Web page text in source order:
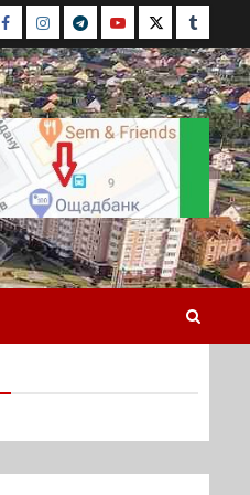
Facebook
Instagram
TelegramYoutubeTwitterTumblr